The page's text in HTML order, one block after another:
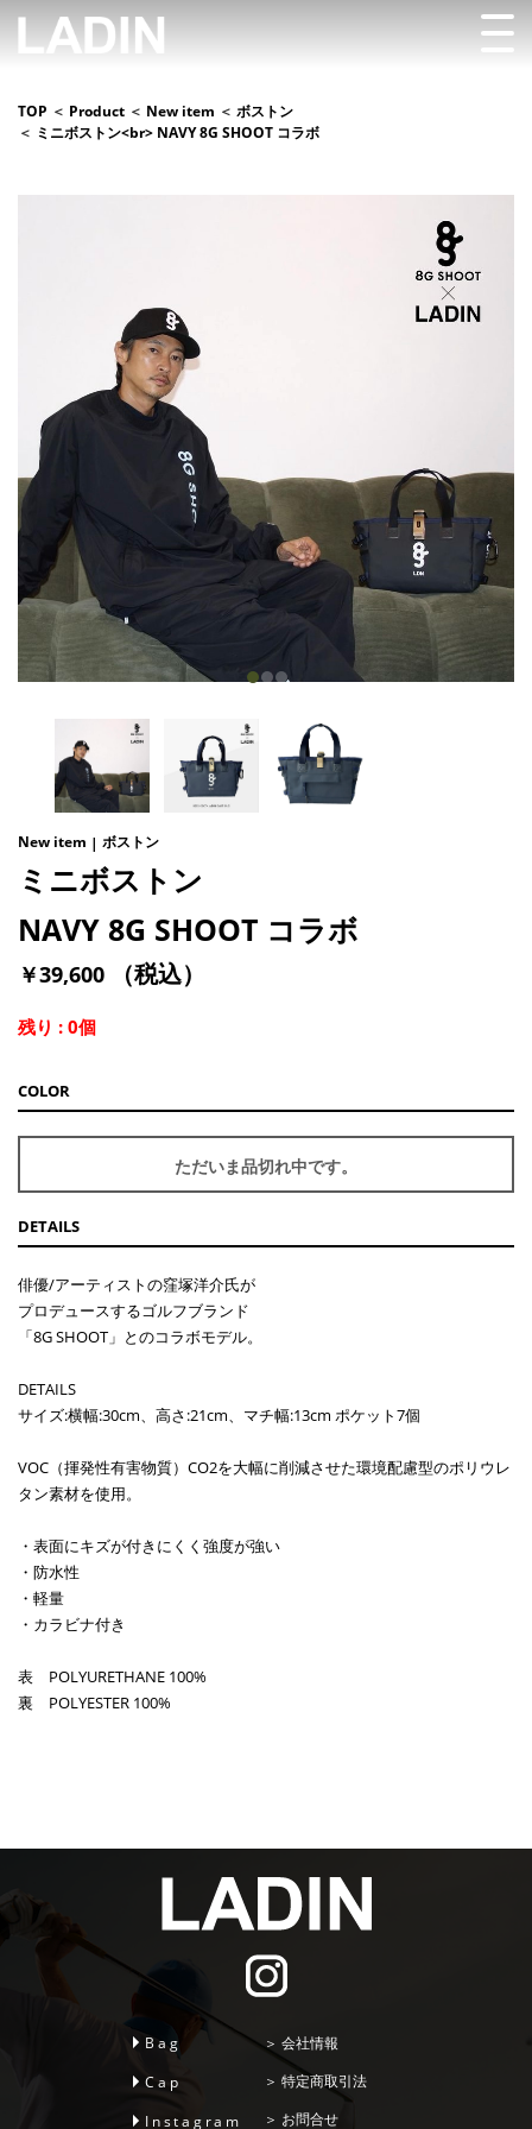
TOP Product New item
ボストン
ミニボストン<br> NAVY 8G SHOOT コラボ
New item ボストン
ミニボストン
NAVY 8G SHOOT コラボ
￥39,600 （税込）
残り : 0個
COLOR
ただいま品切れ中です。
DETAILS
俳優/アーティストの窪塚洋介氏が
プロデュースするゴルフブランド
「8G SHOOT」とのコラボモデル。
DETAILS
サイズ:横幅:30cm、高さ:21cm、マチ幅:13cm ポケット7個
VOC（揮発性有害物質）CO2を大幅に削減させた環境配慮型のポリウレ
タン素材を使用。
・表面にキズが付きにくく強度が強い
・防水性
・軽量
・カラビナ付き
表 POLYURETHANE 100%
裏 POLYESTER 100%
Bag
Cap
Instagram
会社情報
特定商取引法
お問合せ